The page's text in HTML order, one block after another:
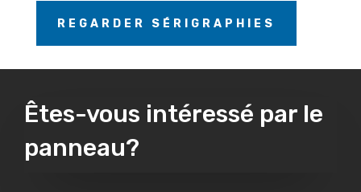
REGARDER SÉRIGRAPHIES
Êtes-vous intéressé par le
panneau?